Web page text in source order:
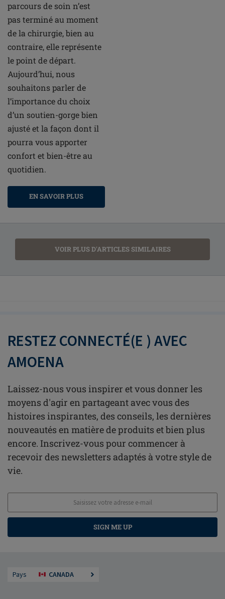
parcours de soin n’est
pas terminé au moment
de la chirurgie, bien au
contraire, elle représente
le point de départ.
Aujourd’hui, nous
souhaitons parler de
l’importance du choix
d’un soutien-gorge bien
ajusté et la façon dont il
pourra vous apporter
confort et bien-être au
quotidien.
EN SAVOIR PLUS
VOIR PLUS D'ARTICLES SIMILAIRES
RESTEZ CONNECTÉ(E ) AVEC
AMOENA
Laissez-nous vous inspirer et vous donner les
moyens d'agir en partageant avec vous des
histoires inspirantes, des conseils, les dernières
nouveautés en matière de produits et bien plus
encore. Inscrivez-vous pour commencer à
recevoir des newsletters adaptés à votre style de
vie.
SIGN ME UP
Pays CANADA